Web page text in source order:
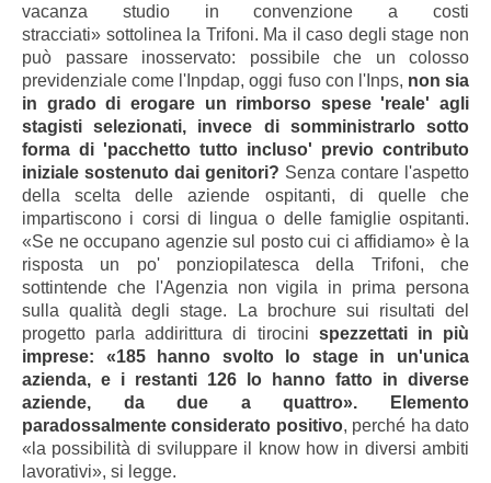
vacanza studio in convenzione a costi
stracciati» sottolinea la Trifoni. Ma il caso degli stage non
può passare inosservato: possibile che un colosso
previdenziale come l'Inpdap, oggi fuso con l'Inps, non sia
in grado di erogare un rimborso spese 'reale' agli
stagisti selezionati, invece di somministrarlo sotto
forma di 'pacchetto tutto incluso' previo contributo
iniziale sostenuto dai genitori? Senza contare l'aspetto
della scelta delle aziende ospitanti, di quelle che
impartiscono i corsi di lingua o delle famiglie ospitanti.
«Se ne occupano agenzie sul posto cui ci affidiamo» è la
risposta un po' ponziopilatesca della Trifoni, che
sottintende che l'Agenzia non vigila in prima persona
sulla qualità degli stage. La brochure sui risultati del
progetto parla addirittura di tirocini spezzettati in più
imprese: «185 hanno svolto lo stage in un'unica
azienda, e i restanti 126 lo hanno fatto in diverse
aziende, da due a quattro». Elemento
paradossalmente considerato positivo, perché ha dato
«la possibilità di sviluppare il know how in diversi ambiti
lavorativi», si legge.